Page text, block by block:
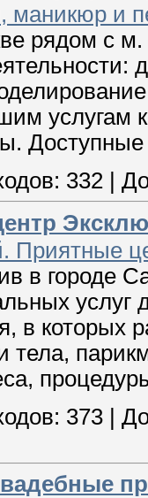
маникюр и
рядом с
332
Приятные
в городе
в которых
тела,
373 |